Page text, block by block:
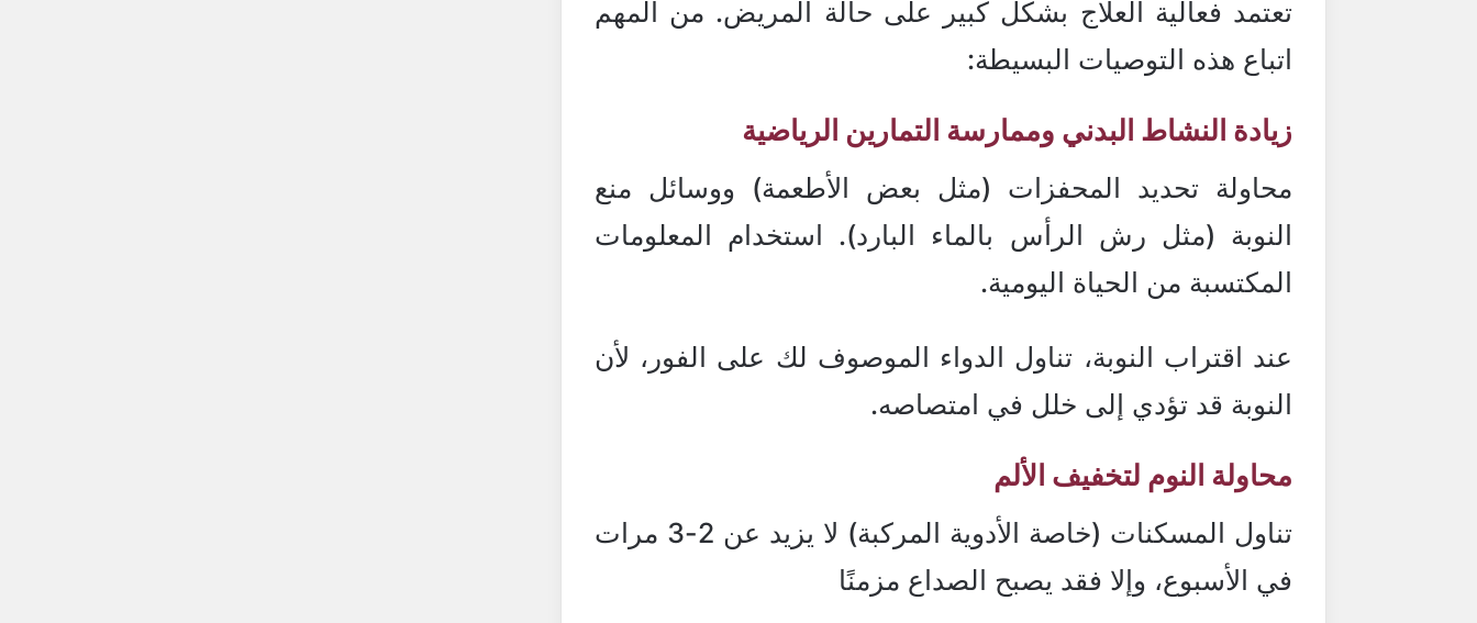
تعتمد فعالية العلاج بشكل كبير على حالة المريض. من المهم
اتباع هذه التوصيات البسيطة:
زيادة النشاط البدني وممارسة التمارين الرياضية
محاولة تحديد المحفزات (مثل بعض الأطعمة) ووسائل منع
النوبة (مثل رش الرأس بالماء البارد). استخدام المعلومات
المكتسبة من الحياة اليومية.
عند اقتراب النوبة، تناول الدواء الموصوف لك على الفور، لأن
النوبة قد تؤدي إلى خلل في امتصاصه.
محاولة النوم لتخفيف الألم
تناول المسكنات (خاصة الأدوية المركبة) لا يزيد عن 2-3 مرات
في الأسبوع، وإلا فقد يصبح الصداع مزمنًا